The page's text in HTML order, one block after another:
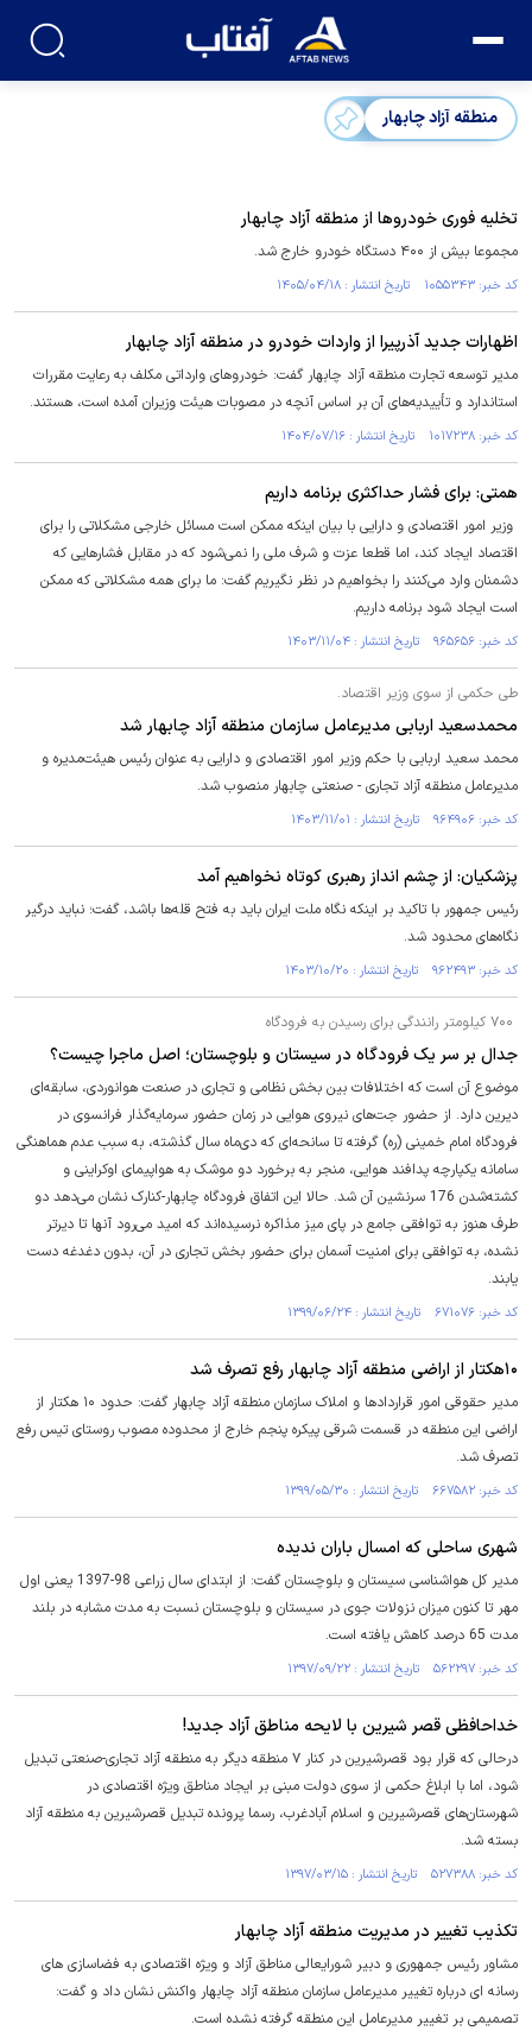
منطقه آزاد چابهار
تخلیه فوری خودرو‌ها از منطقه آزاد چابهار
مجموعا بیش از ۴۰۰ دستگاه خودرو خارج شد.
کد خبر: ۱۰۵۵۳۴۳ تاریخ انتشار : ۱۴۰۵/۰۴/۱۸
اظهارات جدید آذرپیرا از واردات خودرو در منطقه آزاد چابهار
مدیر توسعه تجارت منطقه آزاد چابهار گفت: خودروهای وارداتی مکلف به رعایت مقررات
استاندارد و تأییدیه‌های آن بر اساس آنچه در مصوبات هیئت وزیران آمده است، هستند.
کد خبر: ۱۰۱۷۲۳۸ تاریخ انتشار : ۱۴۰۴/۰۷/۱۶
همتی: برای فشار حداکثری برنامه داریم
وزیر امور اقتصادی و دارایی با بیان اینکه ممکن است مسائل خارجی مشکلاتی را برای
اقتصاد ایجاد کند، اما قطعا عزت و شرف ملی را نمی‌شود که در مقابل فشار‌هایی که
دشمنان وارد می‌کنند را بخواهیم در نظر نگیریم گفت: ما برای همه مشکلاتی که ممکن
است ایجاد شود برنامه داریم.
کد خبر: ۹۶۵۶۵۶ تاریخ انتشار : ۱۴۰۳/۱۱/۰۴
طی حکمی از سوی وزیر اقتصاد.
محمدسعید اربابی مدیرعامل سازمان منطقه آزاد چابهار شد
محمد سعید اربابی با حکم وزیر امور اقتصادی و دارایی به عنوان رئیس هیئت‌مدیره و
مدیرعامل منطقه آزاد تجاری - صنعتی چابهار منصوب شد.
کد خبر: ۹۶۴۹۰۶ تاریخ انتشار : ۱۴۰۳/۱۱/۰۱
پزشکیان: از چشم انداز رهبری کوتاه نخواهیم آمد
رئیس جمهور با تاکید بر اینکه نگاه ملت ایران باید به فتح قله‌ها باشد، گفت؛ نباید درگیر
نگاه‌های محدود شد.
کد خبر: ۹۶۲۴۹۳ تاریخ انتشار : ۱۴۰۳/۱۰/۲۰
جدال بر سر یک فرودگاه در سیستان ‌و ‌بلوچستان؛ اصل ماجرا چیست؟
موضوع آن است که اختلافات بین بخش نظامی و تجاری در صنعت هوانوردی، سابقه‌ای
دیرین دارد. از حضور جت‌های نیروی هوایی در زمان حضور سرمایه‌گذار فرانسوی در
فرودگاه امام خمینی (ره) گرفته تا سانحه‌ای که دی‌ماه سال گذشته، به سبب عدم هماهنگی
سامانه یکپارچه پدافند هوایی، منجر به برخورد دو موشک به هواپیمای اوکراینی و
کشته‌شدن 176 سرنشین آن شد. حالا اين اتفاق فرودگاه چابهار-کنارک نشان می‌دهد دو
طرف هنوز به توافقی جامع در پای میز مذاکره نرسیده‌اند که امید می‌رود آنها تا دیر‌تر
نشده، به توافقی برای امنیت آسمان برای حضور بخش تجاری در آن، بدون دغدغه دست
یابند.
کد خبر: ۶۷۱۰۷۶ تاریخ انتشار : ۱۳۹۹/۰۶/۲۴
۱۰هکتار از اراضی منطقه آزاد چابهار رفع تصرف شد
مدیر حقوقی امور قراردادها و املاک سازمان منطقه آزاد چابهار گفت: حدود ۱۰ هکتار از
اراضی این منطقه در قسمت شرقی پیکره پنجم خارج از محدوده مصوب روستای تیس رفع
تصرف شد.
کد خبر: ۶۶۷۵۸۲ تاریخ انتشار : ۱۳۹۹/۰۵/۳۰
شهری ساحلی که امسال باران ندیده
مدیر کل هواشناسی سیستان و بلوچستان گفت: از ابتدای سال زراعی 98-1397 یعنی اول
مهر تا کنون میزان نزولات جوی در سیستان و بلوچستان نسبت به مدت مشابه در بلند
مدت 65 درصد کاهش یافته است.
کد خبر: ۵۶۲۲۹۷ تاریخ انتشار : ۱۳۹۷/۰۹/۲۲
خداحافظی قصر شیرین با لایحه مناطق آزاد جدید!
درحالی که قرار بود قصرشیرین در کنار ۷ منطقه دیگر به منطقه آزاد تجاری-صنعتی تبدیل
شود، اما با ابلاغ حکمی از سوی دولت مبنی بر ایجاد مناطق ویژه اقتصادی در
شهرستان‌های قصرشیرین و اسلام آبادغرب، رسما پرونده تبدیل قصرشیرین به منطقه آزاد
بسته شد.
کد خبر: ۵۲۷۳۸۸ تاریخ انتشار : ۱۳۹۷/۰۳/۱۵
تکذیب تغییر در مدیریت منطقه آزاد چابهار
مشاور رئیس جمهوری و دبیر شورایعالی مناطق آزاد و ویژه اقتصادی به فضاسازی های
رسانه ای درباره تغییر مدیرعامل سازمان منطقه آزاد چابهار واکنش نشان داد و گفت:
تصمیمی بر تغییر مدیرعامل این منطقه گرفته نشده است.